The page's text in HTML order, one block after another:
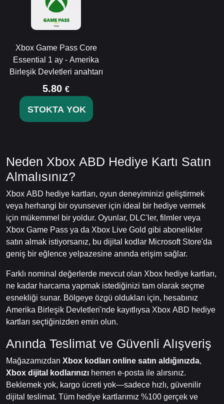
Xbox Game Pass Core
Essential 1 ay - Amerika
Birleşik Devletleri anahtarı
5.80 €
STOKTA YOK
Neden Xbox ABD Hediye Kartı Satın
Almalısınız?
Xbox ABD hediye kartları, oyun deneyiminizi geliştirmek
veya herhangi bir oyunsever için ideal bir hediye vermek
için mükemmel bir yoldur. Oyunlar, DLC'ler, filmler veya
Xbox Game Pass ya da Xbox Live Gold gibi abonelikler
satın almak istiyorsanız, bu dijital kodlar Microsoft Store'da
geniş bir eğlence yelpazesine anında erişim sağlar.
Farklı nominal değerlerde mevcut olan Xbox hediye kartları,
ne kadar harcama yapmak istediğinizi tam olarak seçme
esnekliği sunar. Bölgeye özgü oldukları için, hesabınız
Amerika Birleşik Devletleri'nde kayıtlıysa Xbox ABD hediye
kartları seçtiğinizden emin olun.
Anında Teslimat ve Güvenli Alışveriş
Mağazamızdan Xbox kodları online satın aldığınızda,
Xbox dijital kodlarınızı hemen e-posta ile alırsınız.
Beklemek yok, kargo ücreti yok—sadece hızlı, güvenilir
dijital teslimat. Tüm hediye kartlarımız %100 gerçek ve